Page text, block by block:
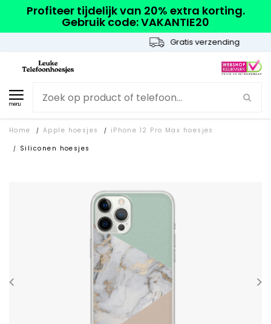
Profiteer tijdelijk van 20% extra korting.
Gebruik code: VAKANTIE20
Gratis verzending
menu
Home / Apple hoesjes / iPhone 12 Pro Max hoesjes
/ Siliconen hoesjes